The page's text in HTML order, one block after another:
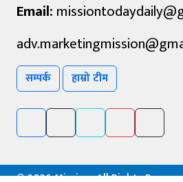
Email:
सम्पर्क हाम्रो टीम
©2026 Mission, All Rights